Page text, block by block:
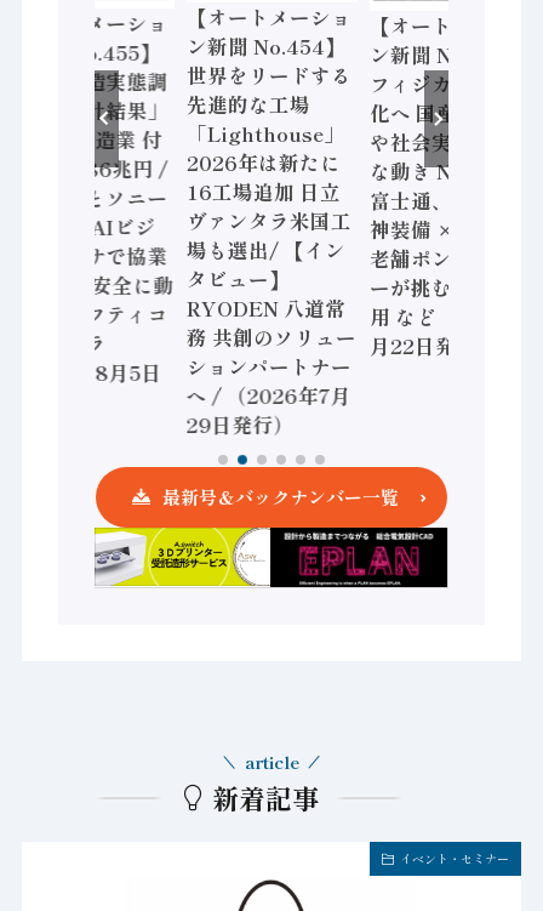
【オートメーショ
ン新聞 No.455】
「経済構造実態調
査二次集計結果」
2024年製造業 付
加価値額86兆円 /
三菱電機とソニー
セミコン AIビジ
ョンセンサで協業
/ IDEC、安全に動
かすセーフティコ
ントローラ
（2026年8月5日
【オートメーショ
ン新聞 No.454】
世界をリードする
先進的な工場
「Lighthouse」
2026年は新たに
16工場追加 日立
ヴァンタラ米国工
場も選出/ 【イン
タビュー】
RYODEN 八道常
務 共創のソリュー
ションパートナー
へ / （2026年7月
29日発行）
【オートメーショ
ン新聞 No.453】
フィジカルAI本格
化へ 国産AI開発
や社会実装に活発
な動き Noetra、
富士通、日立 / 兵
神装備 × HMS、
老舗ポンプメーカ
ーが挑むデータ活
用 など（2026年7
月22日発行）
最新号＆バックナンバー一覧
新着記事
article
イベント・セミナー